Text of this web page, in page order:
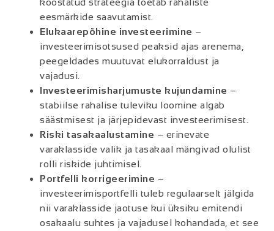
koostatud strateegia toetab rahaliste
eesmärkide saavutamist.
Elukaarepõhine investeerimine –
investeerimisotsused peaksid ajas arenema,
peegeldades muutuvat elukorraldust ja
vajadusi.
Investeerimisharjumuste kujundamine –
stabiilse rahalise tuleviku loomine algab
säästmisest ja järjepidevast investeerimisest.
Riski tasakaalustamine – erinevate
varaklasside valik ja tasakaal mängivad olulist
rolli riskide juhtimisel.
Portfelli korrigeerimine –
investeerimisportfelli tuleb regulaarselt jälgida
nii varaklasside jaotuse kui üksiku emitendi
osakaalu suhtes ja vajadusel kohandada, et see